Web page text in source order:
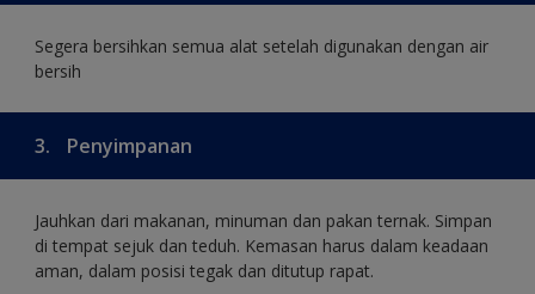
Segera bersihkan semua alat setelah digunakan dengan air
bersih
3. Penyimpanan
Jauhkan dari makanan, minuman dan pakan ternak. Simpan
di tempat sejuk dan teduh. Kemasan harus dalam keadaan
aman, dalam posisi tegak dan ditutup rapat.